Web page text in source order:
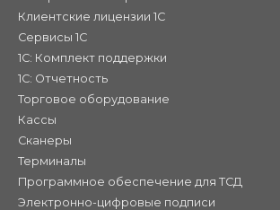
Клиентские лицензии 1С
Сервисы 1С
1С: Комплект поддержки
1С: Отчетность
Торговое оборудование
Кассы
Сканеры
Терминалы
Программное обеспечение для ТСД
Электронно-цифровые подписи